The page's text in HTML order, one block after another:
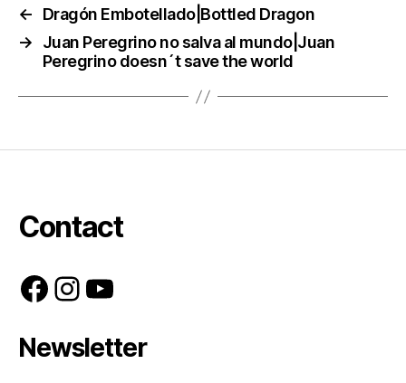
←
Dragón Embotellado|Bottled Dragon
→
Juan Peregrino no salva al mundo|Juan
Peregrino doesn´t save the world
Contact
Facebook
Instagram
YouTube
Newsletter